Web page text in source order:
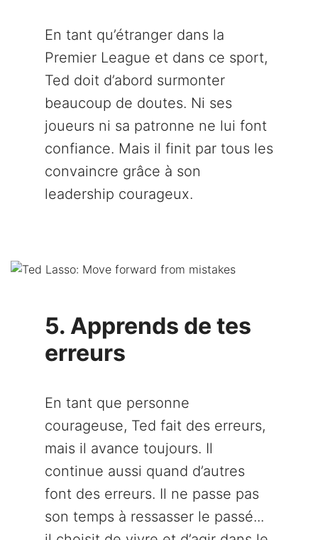
En tant qu’étranger dans la
Premier League et dans ce sport,
Ted doit d’abord surmonter
beaucoup de doutes. Ni ses
joueurs ni sa patronne ne lui font
confiance. Mais il finit par tous les
convaincre grâce à son
leadership courageux.
5. Apprends de tes
erreurs
En tant que personne
courageuse, Ted fait des erreurs,
mais il avance toujours. Il
continue aussi quand d’autres
font des erreurs. Il ne passe pas
son temps à ressasser le passé...